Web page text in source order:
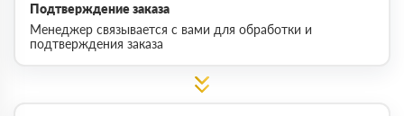
Подтверждение заказа
Менеджер связывается с вами для обработки и
подтверждения заказа